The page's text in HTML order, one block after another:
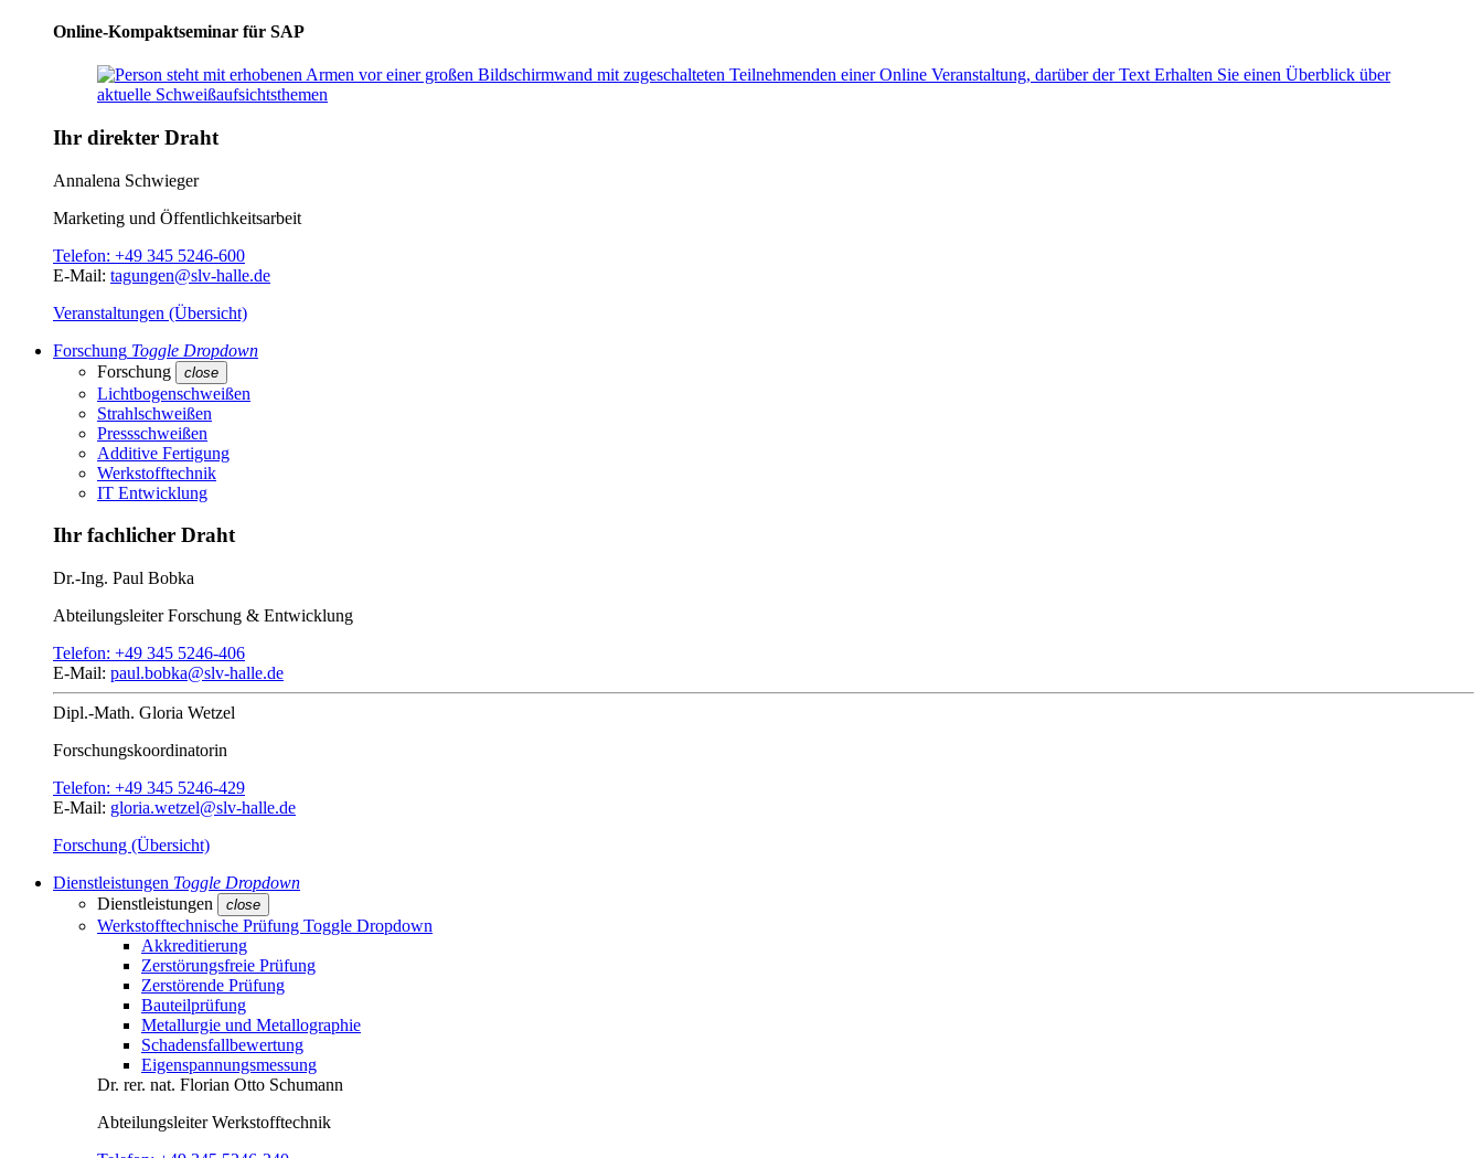
Online-Kompaktseminar für SAP
Ihr direkter Draht
Annalena Schwieger
Marketing und Öffentlichkeitsarbeit
Telefon: +49 345 5246-600
E-Mail: tagungen@slv-halle.de
Veranstaltungen (Übersicht)
Forschung Toggle Dropdown
Forschung
close
Lichtbogenschweißen
Strahlschweißen
Pressschweißen
Additive Fertigung
Werkstofftechnik
IT Entwicklung
Ihr fachlicher Draht
Dr.-Ing. Paul Bobka
AbteilungsleiterForschung & Entwicklung
Telefon: +49 345 5246-406
E-Mail: paul.bobka@slv-halle.de
Dipl.-Math. Gloria Wetzel
Forschungs­koordinatorin
Telefon: +49 345 5246-429
E-Mail: gloria.wetzel@slv-halle.de
Forschung (Übersicht)
Dienstleistungen Toggle Dropdown
Dienstleistungen
close
Werkstofftechnische Prüfung Toggle Dropdown
Akkreditierung
Zerstörungsfreie Prüfung
Zerstörende Prüfung
Bauteilprüfung
Metallurgie und Metallographie
Schadensfallbewertung
Eigenspannungsmessung
Dr. rer. nat. Florian Otto Schumann
AbteilungsleiterWerkstofftechnik